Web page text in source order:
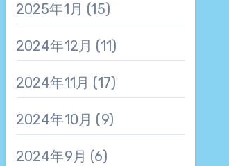
2025年1月 (15)
2024年12月 (11)
2024年11月 (17)
2024年10月 (9)
2024年9月 (6)